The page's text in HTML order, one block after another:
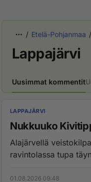
Etelä-Pohjanmaa
Lappajärvi
Uusimmat kommentit
LAPPAJÄRVI
Nukkuuko
Alajärvellä
ravintolassa tupa
01.08.2026 09:48